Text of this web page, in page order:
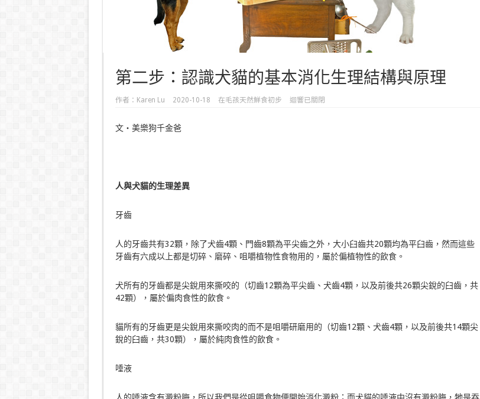
第二步：認識犬貓的基本消化生理結構與原理
作者： Karen Lu 2020-10-18 在毛孩天然鮮食初步 迴響已關閉
文・美樂狗千金爸
人與犬貓的生理差異
牙齒
人的牙齒共有32顆，除了犬齒4顆、門齒8顆為平尖齒之外，大小臼齒共20顆均為平臼齒，然而這些
牙齒有六成以上都是切碎、磨碎、咀嚼植物性食物用的，屬於偏植物性的飲食。
犬所有的牙齒都是尖銳用來撕咬的（切齒12顆為平尖齒、犬齒4顆，以及前後共26顆尖銳的臼齒，共
42顆），屬於偏肉食性的飲食。
貓所有的牙齒更是尖銳用來撕咬肉的而不是咀嚼研磨用的（切齒12顆、犬齒4顆，以及前後共14顆尖
銳的臼齒，共30顆），屬於純肉食性的飲食。
唾液